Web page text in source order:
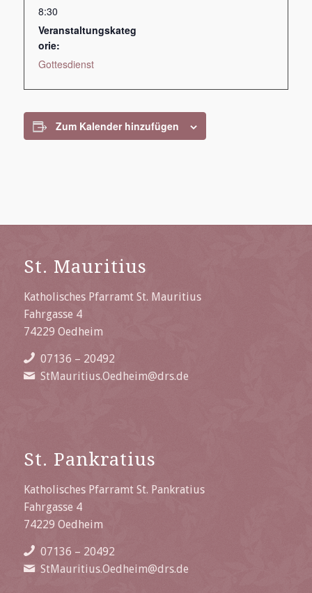
8:30
Veranstaltungskateg
orie:
Gottesdienst
Zum Kalender hinzufügen
St. Mauritius
Katholisches Pfarramt St. Mauritius
Fahrgasse 4
74229 Oedheim
07136 – 20492
StMauritius.Oedheim@drs.de
St. Pankratius
Katholisches Pfarramt St. Pankratius
Fahrgasse 4
74229 Oedheim
07136 – 20492
StMauritius.Oedheim@drs.de